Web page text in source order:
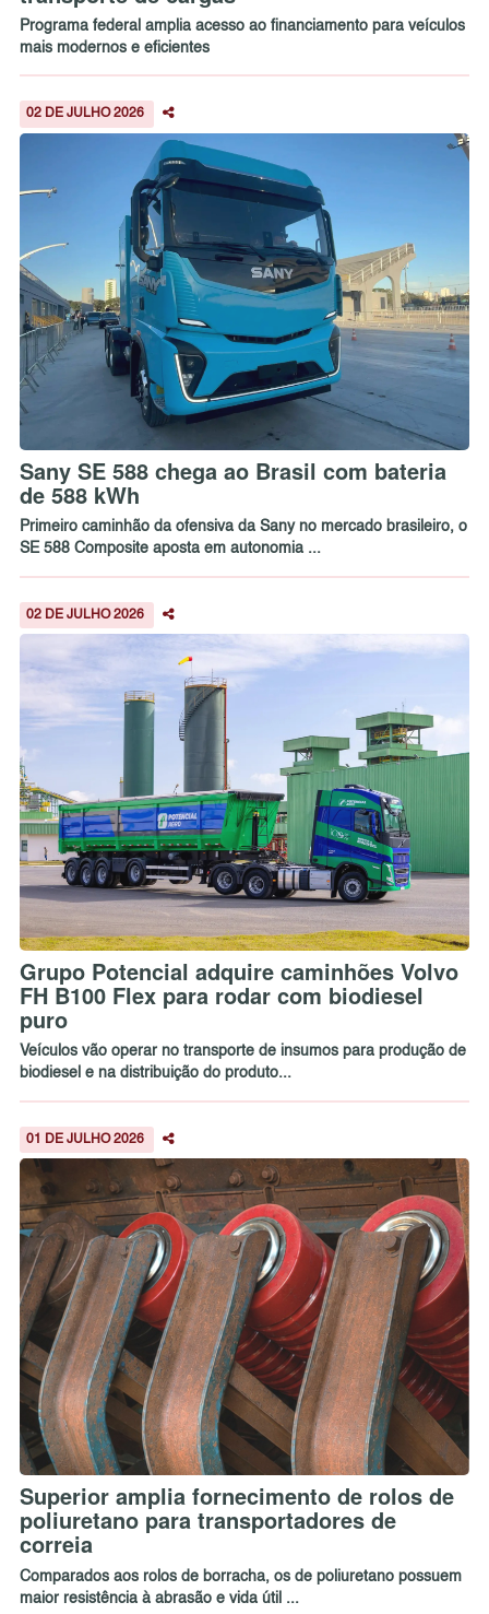
Programa federal amplia acesso ao financiamento para veículos
mais modernos e eficientes
02 DE JULHO 2026
Sany SE 588 chega ao Brasil com bateria
de 588 kWh
Primeiro caminhão da ofensiva da Sany no mercado brasileiro, o
SE 588 Composite aposta em autonomia ...
02 DE JULHO 2026
Grupo Potencial adquire caminhões Volvo
FH B100 Flex para rodar com biodiesel
puro
Veículos vão operar no transporte de insumos para produção de
biodiesel e na distribuição do produto...
01 DE JULHO 2026
Superior amplia fornecimento de rolos de
poliuretano para transportadores de
correia
Comparados aos rolos de borracha, os de poliuretano possuem
maior resistência à abrasão e vida útil ...